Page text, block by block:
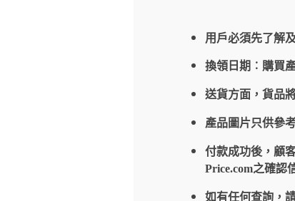
用戶必須先了解
換領日期︰購買
送貨方面，貨品
產品圖片只供參
付款成功後，顧
Price.com之確認
如有任何查詢，